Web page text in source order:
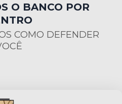
O BANCO POR
COMO DEFENDER